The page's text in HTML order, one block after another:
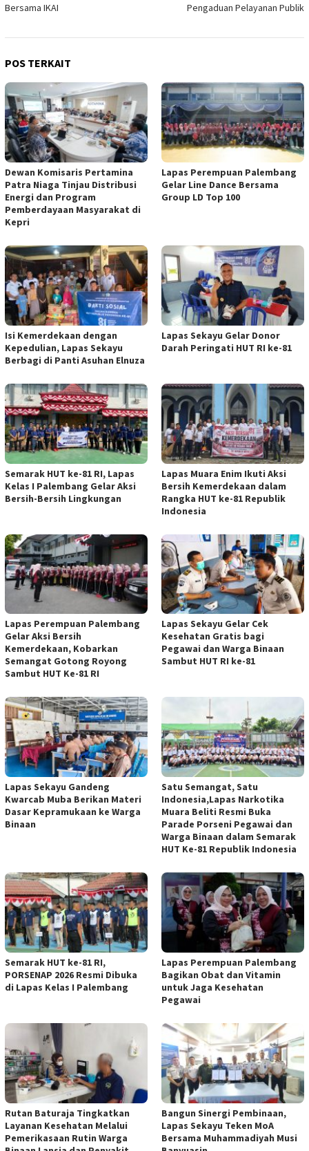
Bersama IKAI
Pengaduan Pelayanan Publik
POS TERKAIT
Dewan Komisaris Pertamina
Patra Niaga Tinjau Distribusi
Energi dan Program
Pemberdayaan Masyarakat di
Kepri
Lapas Perempuan Palembang
Gelar Line Dance Bersama
Group LD Top 100
Isi Kemerdekaan dengan
Kepedulian, Lapas Sekayu
Berbagi di Panti Asuhan Elnuza
Lapas Sekayu Gelar Donor
Darah Peringati HUT RI ke-81
Semarak HUT ke-81 RI, Lapas
Kelas I Palembang Gelar Aksi
Bersih-Bersih Lingkungan
Lapas Muara Enim Ikuti Aksi
Bersih Kemerdekaan dalam
Rangka HUT ke-81 Republik
Indonesia
Lapas Perempuan Palembang
Gelar Aksi Bersih
Kemerdekaan, Kobarkan
Semangat Gotong Royong
Sambut HUT Ke-81 RI
Lapas Sekayu Gelar Cek
Kesehatan Gratis bagi
Pegawai dan Warga Binaan
Sambut HUT RI ke-81
Lapas Sekayu Gandeng
Kwarcab Muba Berikan Materi
Dasar Kepramukaan ke Warga
Binaan
Satu Semangat, Satu
Indonesia,Lapas Narkotika
Muara Beliti Resmi Buka
Parade Porseni Pegawai dan
Warga Binaan dalam Semarak
HUT Ke-81 Republik Indonesia
Semarak HUT ke-81 RI,
PORSENAP 2026 Resmi Dibuka
di Lapas Kelas I Palembang
Lapas Perempuan Palembang
Bagikan Obat dan Vitamin
untuk Jaga Kesehatan
Pegawai
Rutan Baturaja Tingkatkan
Layanan Kesehatan Melalui
Pemerikasaan Rutin Warga
Bangun Sinergi Pembinaan,
Lapas Sekayu Teken MoA
Bersama Muhammadiyah Musi